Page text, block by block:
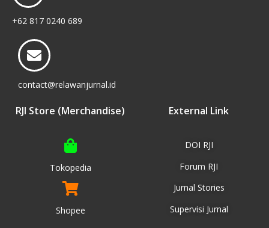
+62 817 0240 689
contact@relawanjurnal.id
RJI Store (Merchandise)
Tokopedia
Shopee
External Link
DOI RJI
Forum RJI
Jurnal Stories
Supervisi Jurnal